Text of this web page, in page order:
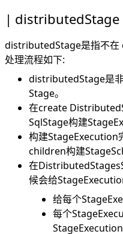
distributedStage
distributedStage是指不
处理流程如下:
distributedStage是非
Stage。
在create
SqlStage构建
构建StageExecution
children构建
在
候会给
给每个
每个
StageExecution